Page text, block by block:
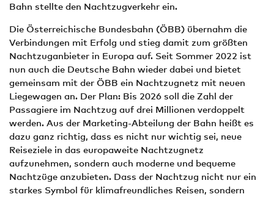
Bahn stellte den Nachtzugverkehr ein.
Die Österreichische Bundesbahn (ÖBB) übernahm die
Verbindungen mit Erfolg und stieg damit zum größten
Nachtzuganbieter in Europa auf. Seit Sommer 2022 ist
nun auch die Deutsche Bahn wieder dabei und bietet
gemeinsam mit der ÖBB ein Nachtzugnetz mit neuen
Liegewagen an. Der Plan: Bis 2026 soll die Zahl der
Passagiere im Nachtzug auf drei Millionen verdoppelt
werden. Aus der Marketing-Abteilung der Bahn heißt es
dazu ganz richtig, dass es nicht nur wichtig sei, neue
Reiseziele in das europaweite Nachtzugnetz
aufzunehmen, sondern auch moderne und bequeme
Nachtzüge anzubieten. Dass der Nachtzug nicht nur ein
starkes Symbol für klimafreundliches Reisen, sondern